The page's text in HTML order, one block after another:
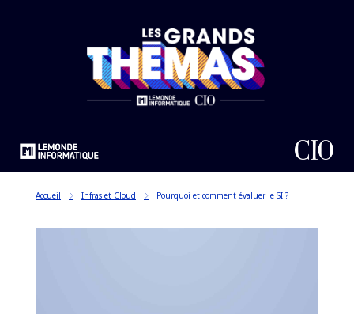
Accueil Infras et Cloud Pourquoi et comment évaluer le SI ?